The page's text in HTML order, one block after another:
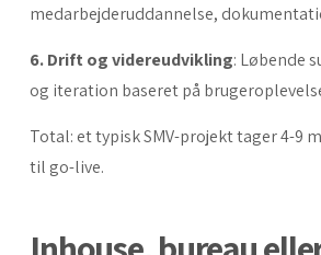
medarbejderuddannelse,
6. Drift og videreudvikling: Løbende
og iteration baseret på
Total: et typisk SMV-projekt tager 4-9
til go-live.